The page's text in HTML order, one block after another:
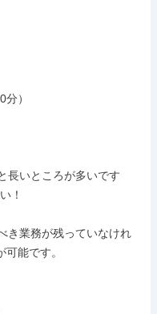
）
長いところが多いです
！
き業務が残っていなけれ
能です。